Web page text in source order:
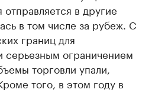
отправляется в другие
в том числе за рубеж. С
границ для
серьезным ограничением
торговли упали,
того, в этом году в